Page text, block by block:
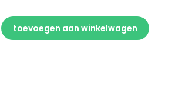
toevoegen aan winkelwagen